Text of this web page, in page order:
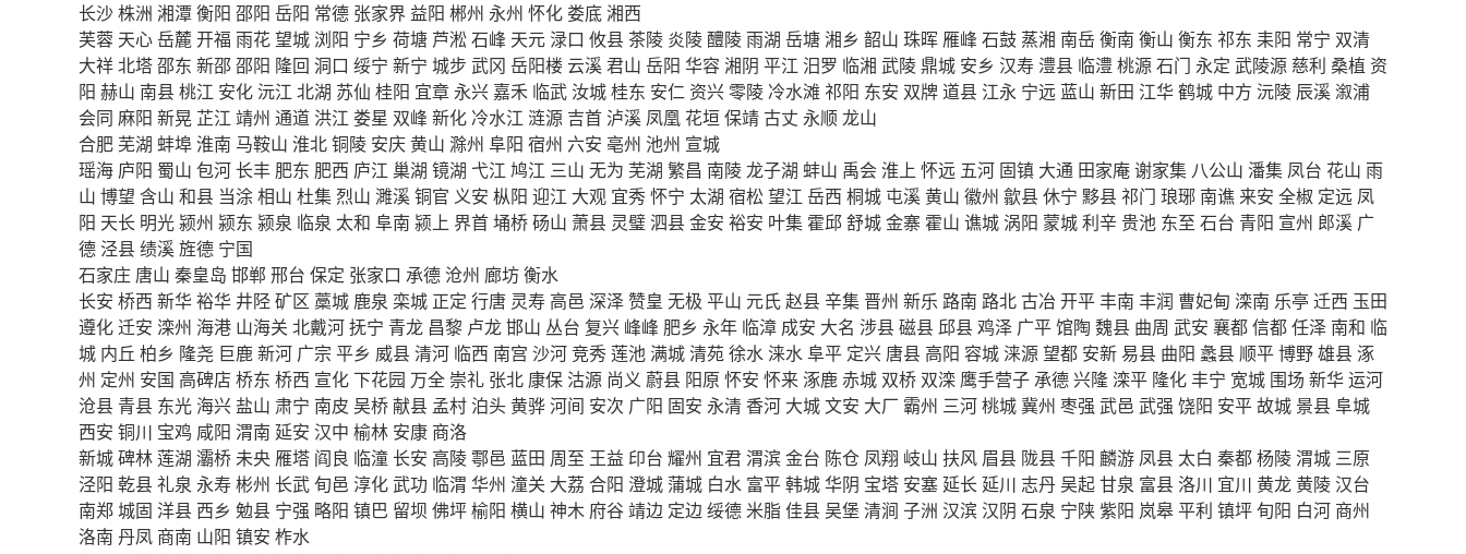
长沙株洲 湘潭衡阳 邵阳 岳阳 常德 张家界 益阳 郴州 永州 怀化 娄底湘西
芙蓉 天心岳麓开福 雨花望城 浏阳 宁乡 荷塘 芦淞石峰 天元 渌口 攸县茶陵 炎陵醴陵雨湖 岳塘湘乡 韶山 珠晖 雁峰 石鼓 蒸湘 南岳衡南 衡山 衡东 祁东 耒阳 常宁 双清
大祥北塔邵东 新邵邵阳 隆回 洞口 绥宁 新宁 城步 武冈 岳阳楼 云溪君山 岳阳 华容湘阴 平江 汨罗 临湘 武陵鼎城 安乡 汉寿 澧县 临澧桃源石门 永定 武陵源 慈利 桑植 资
阳 赫山 南县桃江 安化沅江 北湖 苏仙 桂阳 宜章 永兴 嘉禾 临武 汝城桂东 安仁 资兴零陵 冷水滩 祁阳 东安 双牌道县 江永 宁远 蓝山 新田 江华鹤城 中方 沅陵 辰溪 溆浦
会同 麻阳 新晃 芷江 靖州 通道 洪江 娄星 双峰 新化 冷水江 涟源 吉首 泸溪 凤凰 花垣保靖古丈 永顺龙山
合肥 芜湖 蚌埠淮南 马鞍山 淮北铜陵 安庆黄山 滁州 阜阳 宿州 六安 亳州 池州 宣城
瑶海 庐阳 蜀山 包河 长丰 肥东 肥西 庐江 巢湖 镜湖 弋江 鸠江 三山 无为 芜湖 繁昌 南陵龙子湖 蚌山 禹会淮上 怀远 五河 固镇 大通 田家庵谢家集 八公山 潘集 凤台 花山 雨
山 博望 含山 和县 当涂相山 杜集 烈山 濉溪铜官 义安 枞阳 迎江 大观 宜秀怀宁 太湖 宿松 望江 岳西 桐城 屯溪黄山 徽州 歙县休宁 黟县祁门 琅琊 南谯 来安 全椒 定远 凤
阳 天长 明光颍州 颍东 颍泉 临泉 太和 阜南 颍上 界首埇桥砀山 萧县 灵璧泗县金安 裕安 叶集 霍邱舒城金寨 霍山 谯城 涡阳 蒙城利辛 贵池 东至 石台 青阳 宣州 郎溪 广
德 泾县绩溪旌德 宁国
石家庄 唐山 秦皇岛 邯郸 邢台 保定 张家口 承德 沧州 廊坊衡水
长安 桥西 新华裕华 井陉矿区 藁城 鹿泉 栾城 正定 行唐 灵寿 高邑 深泽 赞皇 无极 平山 元氏赵县辛集 晋州 新乐 路南 路北古冶 开平丰南 丰润 曹妃甸 滦南 乐亭 迁西 玉田
遵化迁安 滦州 海港 山海关 北戴河抚宁 青龙 昌黎 卢龙邯山 丛台 复兴 峰峰 肥乡 永年 临漳 成安 大名 涉县磁县邱县鸡泽 广平馆陶 魏县 曲周 武安 襄都信都任泽 南和 临
城 内丘 柏乡 隆尧 巨鹿新河 广宗 平乡 威县清河 临西 南宫 沙河竞秀莲池 满城清苑徐水 涞水阜平 定兴 唐县 高阳 容城 涞源望都 安新易县 曲阳 蠡县 顺平博野雄县涿
州 定州 安国 高碑店 桥东 桥西 宣化下花园 万全 崇礼 张北 康保 沽源 尚义 蔚县 阳原 怀安 怀来涿鹿赤城 双桥 双滦 鹰手营子承德兴隆 滦平 隆化丰宁 宽城 围场 新华运河
沧县 青县 东光 海兴 盐山 肃宁 南皮 吴桥献县 孟村 泊头黄骅河间 安次 广阳 固安 永清 香河 大城文安 大厂 霸州 三河桃城冀州 枣强 武邑 武强 饶阳 安平故城 景县阜城
西安 铜川 宝鸡 咸阳 渭南 延安 汉中 榆林 安康 商洛
新城碑林莲湖 灞桥未央 雁塔 阎良 临潼 长安 高陵鄠邑 蓝田 周至 王益 印台 耀州 宜君渭滨金台 陈仓 凤翔 岐山 扶风 眉县 陇县千阳 麟游 凤县 太白 秦都杨陵渭城 三原
泾阳 乾县礼泉 永寿彬州 长武旬邑 淳化武功 临渭 华州 潼关 大荔 合阳 澄城蒲城 白水 富平韩城华阴 宝塔 安塞延长 延川 志丹吴起甘泉 富县洛川 宜川 黄龙黄陵汉台
南郑城固 洋县 西乡 勉县 宁强 略阳 镇巴 留坝 佛坪榆阳 横山 神木 府谷靖边 定边绥德 米脂佳县吴堡 清涧 子洲 汉滨汉阴 石泉 宁陕紫阳 岚皋平利 镇坪旬阳 白河 商州
洛南 丹凤 商南 山阳 镇安 柞水